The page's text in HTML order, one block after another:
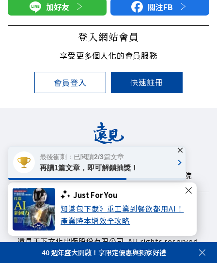
Just For You
知識包下載》重工業到餐飲都用AI！
產業降本增效全攻略
加好友 關注FB
登入網站會員
享受更多個人化的會員服務
會員登入 快速註冊
遠見雜誌 哈佛商業評論
未來親子學習平台
50+ 領導影響力學院
著作權聲明
隱私權政策
遠見天下文化出版股份有限公司. All rights reserved.
40 週年盛大開啟！享限定優惠與獨家好禮
最後衝刺：已閱讀2/3篇文章
再讀1篇文章，即可解鎖抽獎！
×